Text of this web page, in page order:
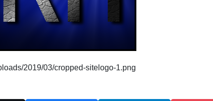
2019/03/cropped-sitelogo-1.png